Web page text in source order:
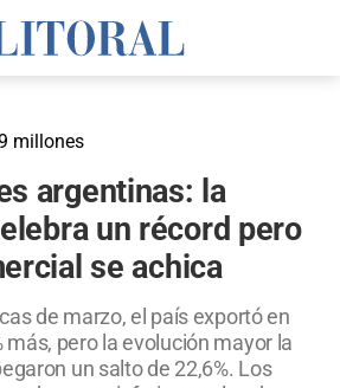
millones
argentinas: la
un récord pero
se achica
de marzo, el país exportó en
más, pero la evolución mayor la
un salto de 22,6%. Los